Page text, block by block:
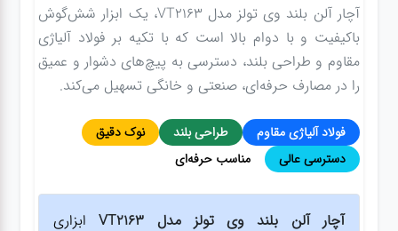
آچار آلن بلند وی تولز مدل VT2163، یک ابزار شش‌گوش
باکیفیت و با دوام بالا است که با تکیه بر فولاد آلیاژی
مقاوم و طراحی بلند، دسترسی به پیچ‌های دشوار و عمیق
را در مصارف حرفه‌ای، صنعتی و خانگی تسهیل می‌کند.
فولاد آلیاژی مقاوم طراحی بلند
نوک دقیق
دسترسی عالی
مناسب حرفه‌ای
آچار آلن بلند وی تولز مدل VT2163 ابزاری